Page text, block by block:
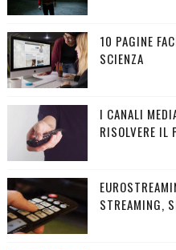
10 PAGINE
SCIENZA
I CANALI
RISOLVERE IL
STREAMING,